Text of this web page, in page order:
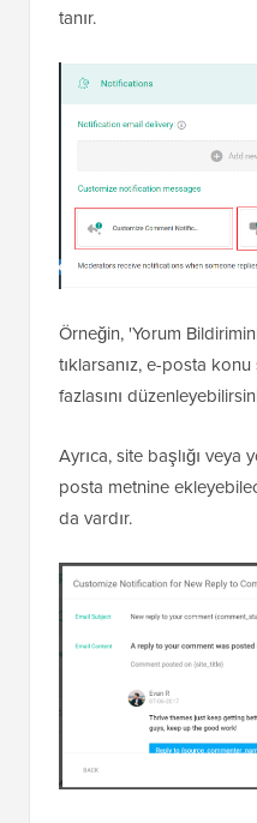
tanır.
Örneğin, 'Yorum
tıklarsanız, e-posta konu
fazlasını
Ayrıca, site başlığı veya
posta metnine
da vardır.